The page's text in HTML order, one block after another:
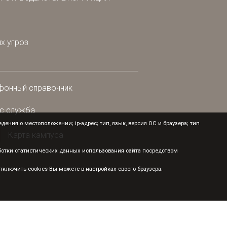
угроз
справочник
служба
Карта кампуса
о местоположении; ip-адрес; тип, язык, версия ОС и браузера; тип
статистических данных использования сайта посредством
cookies Вы можете в настройках своего браузера.